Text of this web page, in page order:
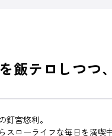
飯テロしつつ
宮悠利。
スローライフな毎日を満喫